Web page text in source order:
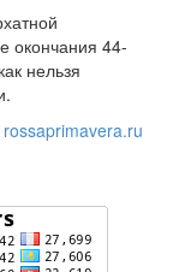
окончания 44-
нельзя
rossaprimavera.ru